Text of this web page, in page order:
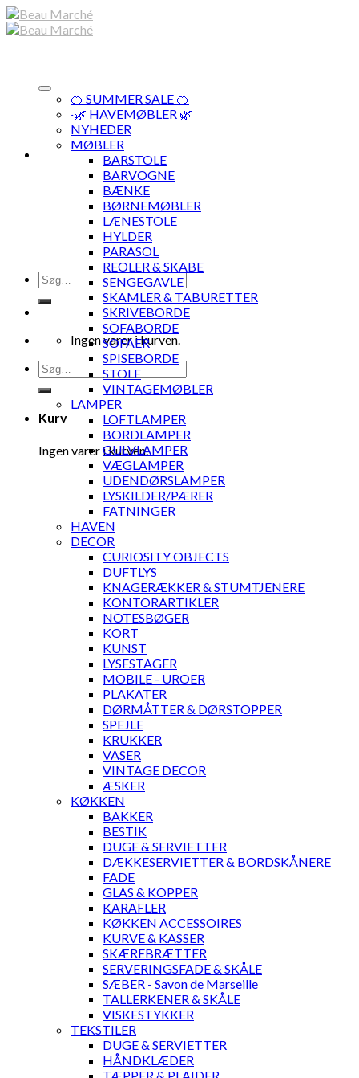
Skip
to
Søg
efter:
Ingen varer i kurven.
Søg
efter:
Kurv
Ingen varer i kurven.
🍊 SUMMER SALE 🍊
·🌿 HAVEMØBLER 🌿
NYHEDER
MØBLER
BARSTOLE
BARVOGNE
BÆNKE
BØRNEMØBLER
LÆNESTOLE
HYLDER
PARASOL
REOLER & SKABE
SENGEGAVLE
SKAMLER & TABURETTER
SKRIVEBORDE
SOFABORDE
SOFAER
SPISEBORDE
STOLE
VINTAGEMØBLER
LAMPER
LOFTLAMPER
BORDLAMPER
GULVLAMPER
VÆGLAMPER
UDENDØRSLAMPER
LYSKILDER/PÆRER
FATNINGER
HAVEN
DECOR
CURIOSITY OBJECTS
DUFTLYS
KNAGERÆKKER & STUMTJENERE
KONTORARTIKLER
NOTESBØGER
KORT
KUNST
LYSESTAGER
MOBILE - UROER
PLAKATER
DØRMÅTTER & DØRSTOPPER
SPEJLE
KRUKKER
VASER
VINTAGE DECOR
ÆSKER
KØKKEN
BAKKER
BESTIK
DUGE & SERVIETTER
DÆKKESERVIETTER & BORDSKÅNERE
FADE
GLAS & KOPPER
KARAFLER
KØKKEN ACCESSOIRES
KURVE & KASSER
SKÆREBRÆTTER
SERVERINGSFADE & SKÅLE
SÆBER - Savon de Marseille
TALLERKENER & SKÅLE
VISKESTYKKER
TEKSTILER
DUGE & SERVIETTER
HÅNDKLÆDER